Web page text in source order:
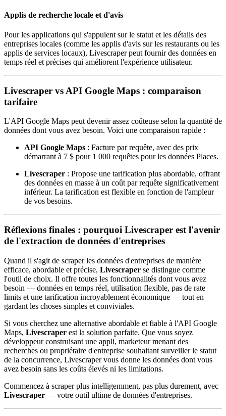
Applis de recherche locale et d'avis
Pour les applications qui s'appuient sur le statut et les détails des
entreprises locales (comme les applis d'avis sur les restaurants ou les
applis de services locaux), Livescraper peut fournir des données en
temps réel et précises qui améliorent l'expérience utilisateur.
Livescraper vs API Google Maps : comparaison
tarifaire
L'API Google Maps peut devenir assez coûteuse selon la quantité de
données dont vous avez besoin. Voici une comparaison rapide :
API Google Maps : Facture par requête, avec des prix
démarrant à 7 $ pour 1 000 requêtes pour les données Places.
Livescraper : Propose une tarification plus abordable, offrant
des données en masse à un coût par requête significativement
inférieur. La tarification est flexible en fonction de l'ampleur
de vos besoins.
Réflexions finales : pourquoi Livescraper est l'avenir
de l'extraction de données d'entreprises
Quand il s'agit de scraper les données d'entreprises de manière
efficace, abordable et précise, Livescraper se distingue comme
l'outil de choix. Il offre toutes les fonctionnalités dont vous avez
besoin — données en temps réel, utilisation flexible, pas de rate
limits et une tarification incroyablement économique — tout en
gardant les choses simples et conviviales.
Si vous cherchez une alternative abordable et fiable à l'API Google
Maps, Livescraper est la solution parfaite. Que vous soyez
développeur construisant une appli, marketeur menant des
recherches ou propriétaire d'entreprise souhaitant surveiller le statut
de la concurrence, Livescraper vous donne les données dont vous
avez besoin sans les coûts élevés ni les limitations.
Commencez à scraper plus intelligemment, pas plus durement, avec
Livescraper — votre outil ultime de données d'entreprises.